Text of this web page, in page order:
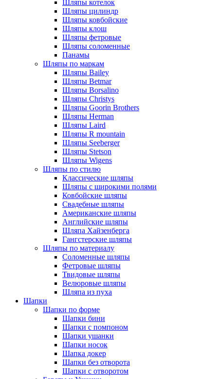
Шляпы котелок
Шляпы цилиндр
Шляпы ковбойские
Шляпы клош
Шляпы фетровые
Шляпы соломенные
Панамы
Шляпы по маркам
Шляпы Bailey
Шляпы Betmar
Шляпы Borsalino
Шляпы Christys
Шляпы Goorin Brothers
Шляпы Herman
Шляпы Laird
Шляпы R mountain
Шляпы Seeberger
Шляпы Stetson
Шляпы Wigens
Шляпы по стилю
Классические шляпы
Шляпы с широкими полями
Ковбойские шляпы
Свадебные шляпы
Американские шляпы
Английские шляпы
Шляпа Хайзенберга
Гангстерские шляпы
Шляпы по материалу
Соломенные шляпы
Фетровые шляпы
Твидовые шляпы
Велюровые шляпы
Шляпа из пуха
Шапки
Шапки по форме
Шапки бини
Шапки с помпоном
Шапки ушанки
Шапки носок
Шапка докер
Шапки без отворота
Шапки с отворотом